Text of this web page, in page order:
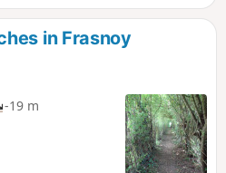
der
Mistel in
das
inspiriert.
in Frasnoy
-19 m